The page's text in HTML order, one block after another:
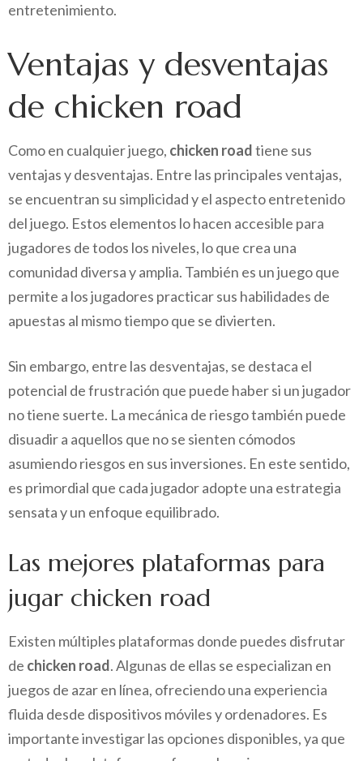
entretenimiento.
Ventajas y desventajas
de chicken road
Como en cualquier juego, chicken roadtiene sus
ventajas y desventajas. Entre las principales ventajas,
se encuentran su simplicidad y el aspecto entretenido
del juego. Estos elementos lo hacen accesible para
jugadores de todos los niveles, lo que crea una
comunidad diversa y amplia. También es un juego que
permite a los jugadores practicar sus habilidades de
apuestas al mismo tiempo que se divierten.
Sin embargo, entre las desventajas, se destaca el
potencial de frustración que puede haber si un jugador
no tiene suerte. La mecánica de riesgo también puede
disuadir a aquellos que no se sienten cómodos
asumiendo riesgos en sus inversiones. En este sentido,
es primordial que cada jugador adopte una estrategia
sensata y un enfoque equilibrado.
Las mejores plataformas para
jugar chicken road
Existen múltiples plataformas donde puedes disfrutar
de chicken road. Algunas de ellas se especializan en
juegos de azar en línea, ofreciendo una experiencia
fluida desde dispositivos móviles y ordenadores. Es
importante investigar las opciones disponibles, ya que